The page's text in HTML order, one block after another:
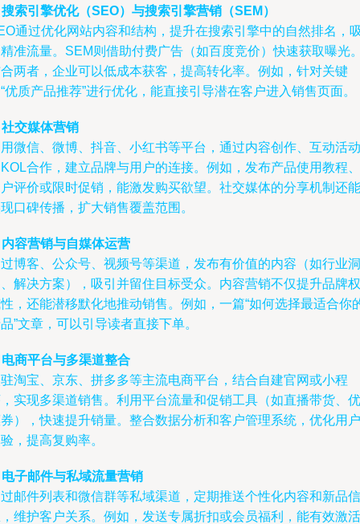
搜索引擎优化（SEO）与搜索引擎营销（SEM）
通过优化网站内容和结构，提升在搜索引擎中的自然排名，
准流量。SEM则借助付费广告（如百度竞价）快速获取曝光
两者，企业可以低成本获客，提高转化率。例如，针对关键
优质产品推荐”进行优化，能直接引导潜在客户进入销售页面。
社交媒体营销
微信、微博、抖音、小红书等平台，通过内容创作、互动活动
合作，建立品牌与用户的连接。例如，发布产品使用教程、
评价或限时促销，能激发购买欲望。社交媒体的分享机制还能
口碑传播，扩大销售覆盖范围。
内容营销与自媒体运营
博客、公众号、视频号等渠道，发布有价值的内容（如行业洞
解决方案），吸引并留住目标受众。内容营销不仅提升品牌权
，还能潜移默化地推动销售。例如，一篇“如何选择最适合你
”文章，可以引导读者直接下单。
电商平台与多渠道整合
淘宝、京东、拼多多等主流电商平台，结合自建官网或小程
实现多渠道销售。利用平台流量和促销工具（如直播带货、优
），快速提升销量。整合数据分析和客户管理系统，优化用户
，提高复购率。
电子邮件与私域流量营销
邮件列表和微信群等私域渠道，定期推送个性化内容和新品信
维护客户关系。例如，发送专属折扣或会员福利，能有效激活